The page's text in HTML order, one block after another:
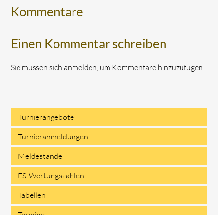
Kommentare
Einen Kommentar schreiben
Sie müssen sich anmelden, um Kommentare hinzuzufügen.
Navigation
überspringen
Turnierangebote
Turnieranmeldungen
Meldestände
FS-Wertungszahlen
Tabellen